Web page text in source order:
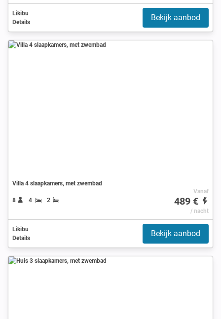
Likibu
Details
Bekijk aanbod
Villa 4 slaapkamers, met zwembad
8 4 2
Vanaf
489 €
/ nacht
Likibu
Details
Bekijk aanbod